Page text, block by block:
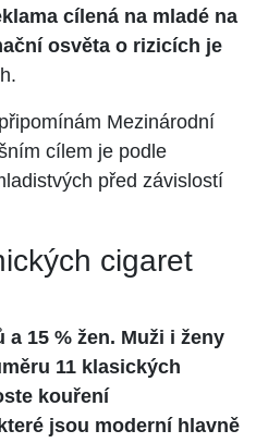
cílená na mladé na
osvěta o rizicích je
Mezinárodní
cílem je podle
před závislostí
cigaret
a 15 % žen. Muži i ženy
11 klasických
kouření
jsou moderní hlavně